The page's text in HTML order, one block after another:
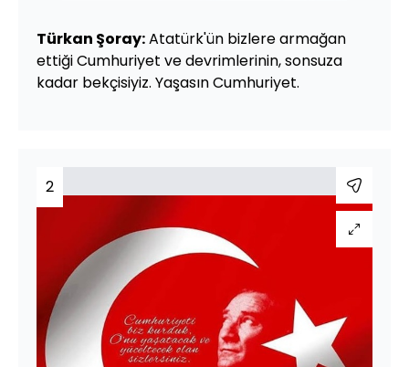
Türkan Şoray:Atatürk'ün bizlere armağan
ettiği Cumhuriyet ve devrimlerinin, sonsuza
kadar bekçisiyiz. Yaşasın Cumhuriyet.
2